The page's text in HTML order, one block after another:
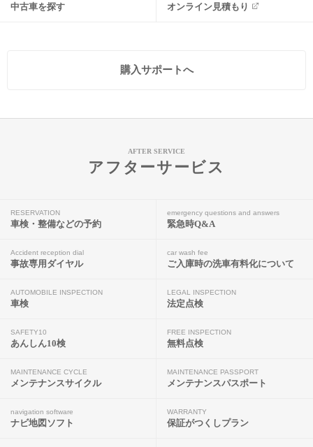
中古車を探す オンライン見積もり
購入サポートへ
AFTER SERVICE
アフターサービス
RESERVATION
車検・整備などの予約
emergency questions and answers
緊急時Q&A
Accident reception dial
事故専用ダイヤル
car wash fee
ご入庫時の洗車有料化について
AUTOMOBILE INSPECTION
車検
LEGAL INSPECTION
法定点検
SAFETY10
あんしん10検
FREE INSPECTION
無料点検
MAINTENANCE CYCLE
メンテナンスサイクル
MAINTENANCE PASSPORT
メンテナンスパスポート
navigation software
ナビ地図ソフト
WARRANTY
保証がつくしプラン